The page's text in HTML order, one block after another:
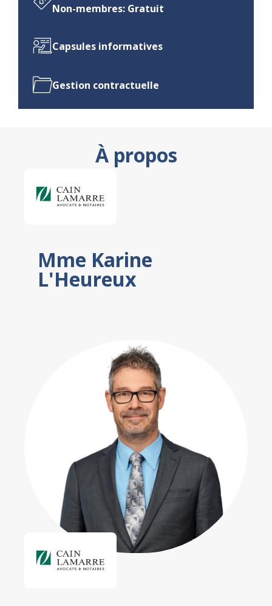
Non-membres: Gratuit
Capsules informatives
Gestion contractuelle
À propos
Mme Karine
L'Heureux